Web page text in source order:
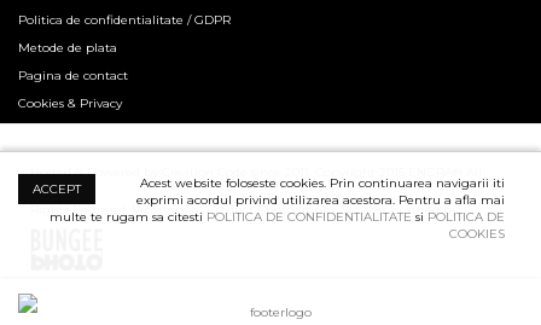
Politica de confidentialitate / GDPR
Metode de plata
Pagina de contact
Cookies & Privacy
Hosted & Powered by Creation Code since 2011. Copyright 2015 ENDRA® All
Rights Reserved. Professional Product Photography Services ensured by
ACCEPT
Acest website foloseste cookies. Prin continuarea navigarii iti
exprimi acordul privind utilizarea acestora. Pentru a afla mai
multe te rugam sa citesti POLITICA DE CONFIDENTIALITATE si POLITICA DE
COOKIES